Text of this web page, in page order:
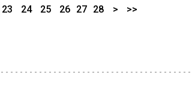
23 24 25 26 27 28 > >>